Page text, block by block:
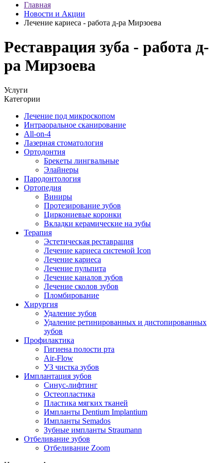
Главная
Новости и Акции
Лечение кариеса - работа д-ра Мирзоева
Реставрация зуба - работа д-
ра Мирзоева
Услуги
Категории
Лечение под микроскопом
Интраоральное сканирование
All-on-4
Лазерная стоматология
Ортодонтия
Брекеты лингвальные
Элайнеры
Пародонтология
Ортопедия
Виниры
Протезирование зубов
Циркониевые коронки
Вкладки керамические на зубы
Терапия
Эстетическая реставрация
Лечение кариеса системой Icon
Лечение кариеса
Лечение пульпита
Лечение каналов зубов
Лечение сколов зубов
Пломбирование
Хирургия
Удаление зубов
Удаление ретинированных и дистопированных
зубов
Профилактика
Гигиена полости рта
Air-Flow
УЗ чистка зубов
Имплантация зубов
Синус-лифтинг
Остеопластика
Пластика мягких тканей
Импланты Dentium Implantium
Импланты Semados
Зубные импланты Straumann
Отбеливание зубов
Отбеливание Zoom